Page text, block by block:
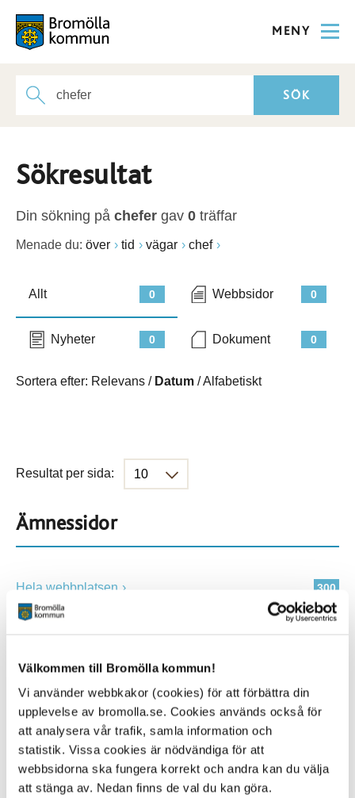
Välkommen till Bromölla kommun!
Vi använder webbkakor (cookies) för att förbättra din
upplevelse av bromolla.se. Cookies används också för
att analysera vår trafik, samla information och
statistik. Vissa cookies är nödvändiga för att
webbsidorna ska fungera korrekt och andra kan du välja
att stänga av. Nedan finns de val du kan göra.
MENY
Sökresultat
Din sökning på chefer gav 0 träffar
Menade du: över tid vägar chef
0
Allt 0
Webbsidor
0
Nyheter 0
Dokument
Sortera efter: Relevans / Datum /Alfabetiskt
Resultat per sida:
Ämnessidor
300
Hela webbplatsen
Alla platser